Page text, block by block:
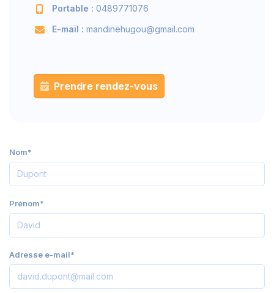
Portable : 0489771076
E-mail : mandinehugou@gmail.com
Prendre rendez-vous
Nom*
Prénom*
Adresse e-mail*